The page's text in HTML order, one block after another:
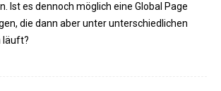
Ist es dennoch möglich eine Global Page
die dann aber unter unterschiedlichen
läuft?